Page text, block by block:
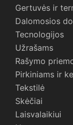
Gertuvės ir
Dalomosios
Tecnologijos
Užrašams
Rašymo
Pirkiniams ir
Tekstilė
Skėčiai
Laisvalaikiui